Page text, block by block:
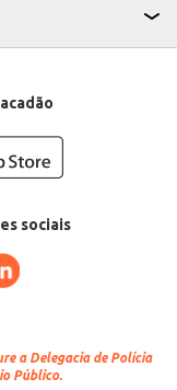
sociais
a Delegacia de Polícia
Público.